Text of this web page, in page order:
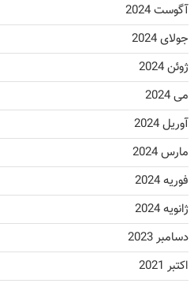
آگوست 2024
جولای 2024
ژوئن 2024
می 2024
آوریل 2024
مارس 2024
فوریه 2024
ژانویه 2024
دسامبر 2023
اکتبر 2021